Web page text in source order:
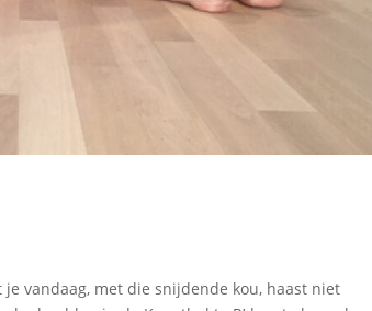
vandaag, met die snijdende kou, haast niet